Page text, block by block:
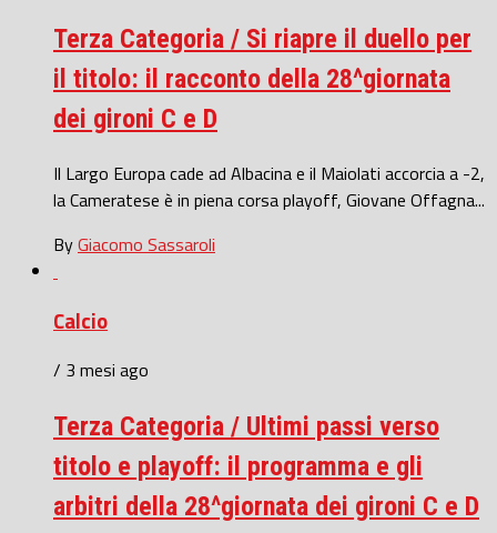
Terza Categoria / Si riapre il duello per
il titolo: il racconto della 28^giornata
dei gironi C e D
Il Largo Europa cade ad Albacina e il Maiolati accorcia a -2,
la Cameratese è in piena corsa playoff, Giovane Offagna...
ByGiacomo Sassaroli
Calcio
/ 3 mesi ago
Terza Categoria / Ultimi passi verso
titolo e playoff: il programma e gli
arbitri della 28^giornata dei gironi C e D